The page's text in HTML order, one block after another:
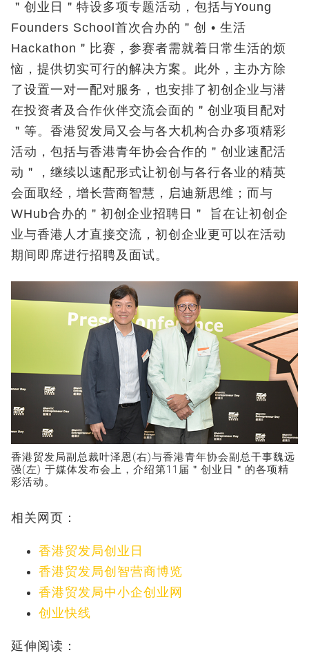
＂创业日＂特设多项专题活动，包括与Young
Founders School首次合办的＂创 • 生活
Hackathon＂比赛，参赛者需就着日常生活的烦
恼，提供切实可行的解决方案。此外，主办方除
了设置一对一配对服务，也安排了初创企业与潜
在投资者及合作伙伴交流会面的＂创业项目配对
＂等。香港贸发局又会与各大机构合办多项精彩
活动，包括与香港青年协会合作的＂创业速配活
动＂，继续以速配形式让初创与各行各业的精英
会面取经，增长营商智慧，启迪新思维；而与
WHub合办的＂初创企业招聘日＂ 旨在让初创企
业与香港人才直接交流，初创企业更可以在活动
期间即席进行招聘及面试。
香港贸发局副总裁叶泽恩(右)与香港青年协会副总干事魏远
强(左) 于媒体发布会上，介绍第11届＂创业日＂的各项精
彩活动。
相关网页：
香港贸发局创业日
香港贸发局创智营商博览
香港贸发局中小企创业网
创业快线
延伸阅读：